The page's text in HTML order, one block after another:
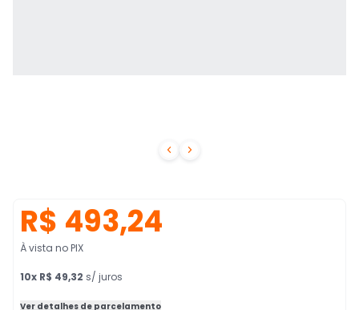
 
R$ 493,24
À vista no PIX
10x R$ 49,32 s/ juros
Ver detalhes de parcelamento